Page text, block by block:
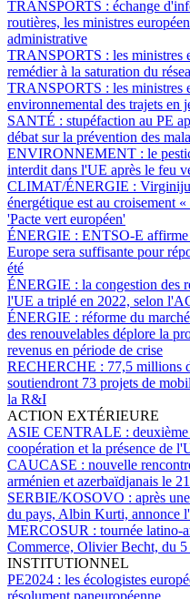
TRANSPORTS : échange
routières, les ministres
administrative
TRANSPORTS : les ministres
remédier à la saturation du
TRANSPORTS : les ministres
environnemental des trajets en
SANTÉ : stupéfaction au PE
débat sur la prévention des
ENVIRONNEMENT : le
interdit dans l'UE après le feu
CLIMAT/ÉNERGIE :
énergétique est au croisement «
'Pacte vert européen'
ÉNERGIE : ENTSO-E affirme
Europe sera suffisante pour
été
ÉNERGIE : la congestion des
l'UE a triplé en 2022, selon
ÉNERGIE : réforme du
des renouvelables déplore la
revenus en période de crise
RECHERCHE : 77,5 millions
soutiendront 73 projets de
la R&I
ACTION EXTÉRIEURE
ASIE CENTRALE :
coopération et la présence de
CAUCASE : nouvelle
arménien et azerbaïdjanais le
SERBIE/KOSOVO : après
du pays, Albin Kurti, annonce
MERCOSUR : tournée latino-
Commerce, Olivier Becht, du
INSTITUTIONNEL
PE2024 : les écologistes
résolument paneuropéenne